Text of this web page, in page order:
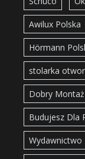
Awilux Polska
Hörmann
stolarka
Dobry Montaż
Budujesz Dla
Wydawnictwo